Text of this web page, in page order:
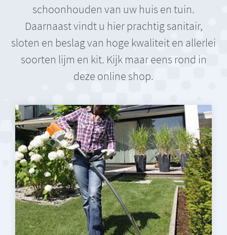
schoonhouden van uw huis en tuin.
Daarnaast vindt u hier prachtig sanitair,
sloten en beslag van hoge kwaliteit en allerlei
soorten lijm en kit. Kijk maar eens rond in
deze online shop.